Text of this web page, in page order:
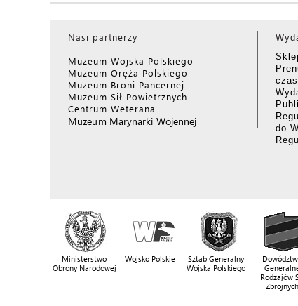
Nasi partnerzy
Muzeum Wojska Polskiego
Muzeum Oręża Polskiego
Muzeum Broni Pancernej
Muzeum Sił Powietrznych
Centrum Weterana
Muzeum Marynarki Wojennej
do
Ministerstwo
Obrony Narodowej
Wojsko Polskie
Sztab Generalny
Wojska Polskiego
Rodzajów
Zbrojnych